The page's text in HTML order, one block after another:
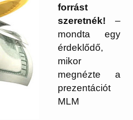
forrást
szeretnék! –
mondta egy
érdeklődő,
mikor
megnézte a
prezentációt
MLM